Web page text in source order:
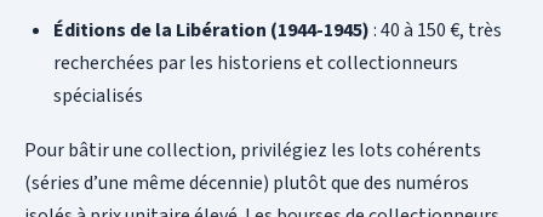
Éditions de la Libération (1944-1945): 40 à 150 €, très
recherchées par les historiens et collectionneurs
spécialisés
Pour bâtir une collection, privilégiez les lots cohérents
(séries d’une même décennie) plutôt que des numéros